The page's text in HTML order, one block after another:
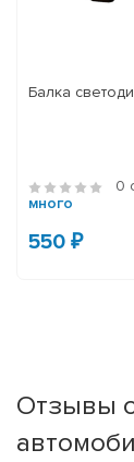
Балка
0
много
550 ₽
Отзывы